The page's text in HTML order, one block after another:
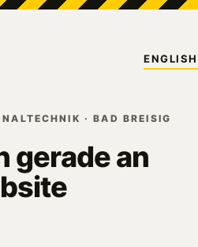
ENGLISH
· BAD BREISIG
gerade an